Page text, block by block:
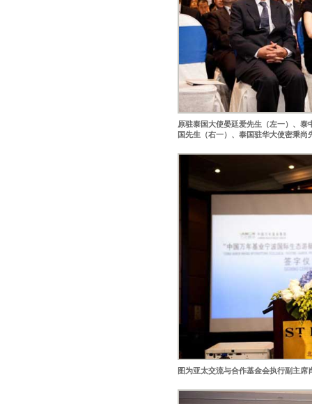
原驻泰国大使晏廷爱先生（左一）、
国先生（右一）、泰国驻华大使密秉尚
图为亚太交流与合作基金会执行副主席